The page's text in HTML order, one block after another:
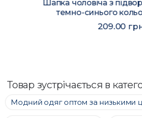
Шапка чоловіча з
темно-синього кольору
209.00 грн
Товар зустрічається в
Модний одяг оптом за низькими